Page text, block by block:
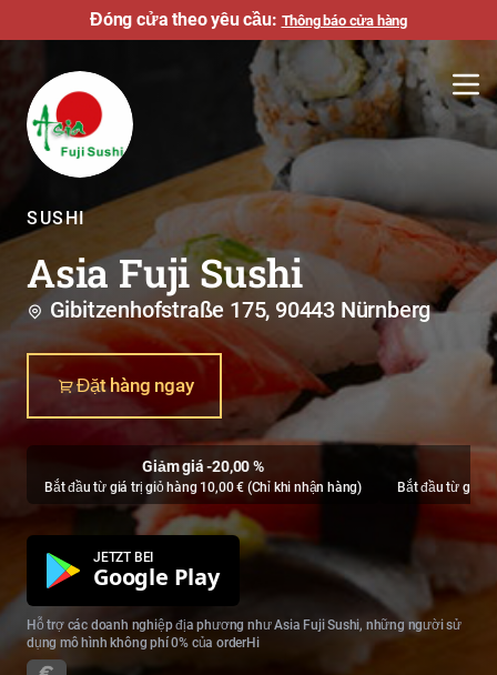
Đóng cửa theo yêu cầu: Thông báo cửa hàng
SUSHI
Asia Fuji Sushi
Gibitzenhofstraße 175, 90443 Nürnberg
Đặt hàng ngay
Giảm giá -20,00 %
Bắt đầu từ giá trị giỏ hàng 10,00 € (Chỉ khi nhận hàng) Bắt đầu từ giá
JETZT BEI
Google Play
Hỗ trợ các doanh nghiệp địa phương như Asia Fuji Sushi, những người sử
dụng mô hình không phí 0% của orderHi